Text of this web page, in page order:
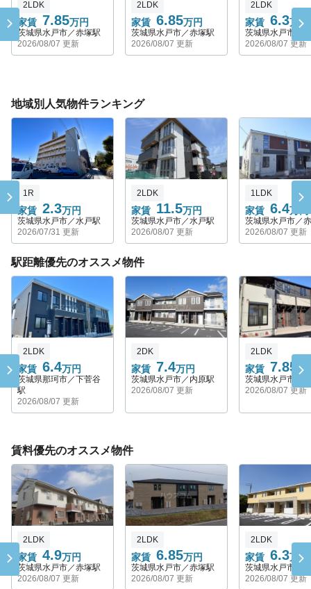
家賃 7.85万円
2LDK
茨城県水戸市／赤塚駅
2026/08/07 更新
家賃 6.85万円
2LDK
茨城県水戸市／赤塚駅
2026/08/07 更新
家賃 6.3万円
2LDK
茨城県水戸市／
2026/08/07 更新
地域別人気物件ランキング
家賃 2.3万円
1R
茨城県水戸市／水戸駅
2026/07/31 更新
家賃 11.5万円
2LDK
茨城県水戸市／水戸駅
2026/08/07 更新
家賃 6.4万円
1LDK
茨城県水戸市／
2026/08/07 更新
駅距離優先のオススメ物件
家賃 6.4万円
2LDK
茨城県那珂市／下菅谷
駅
2026/08/07 更新
家賃 7.4万円
2DK
茨城県水戸市／内原駅
2026/08/07 更新
家賃 7.85 万
2LDK
茨城県水戸市／
2026/08/07 更新
賃料優先のオススメ物件
家賃 4.9万円
2LDK
茨城県水戸市／赤塚駅
2026/08/07 更新
家賃 6.85万円
2LDK
茨城県水戸市／赤塚駅
2026/08/07 更新
家賃 6.3万円
2LDK
茨城県水戸市／
2026/08/07 更新